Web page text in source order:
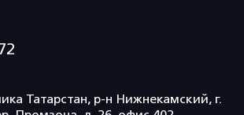
Татарстан, р-н Нижнекамский, г.